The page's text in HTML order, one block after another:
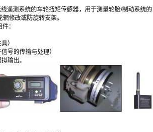
遥测系统的车轮扭矩传感器，用于测量轮胎/制动系统的
修改或防旋转支架。
：
）
号的传输与处理）
输出。